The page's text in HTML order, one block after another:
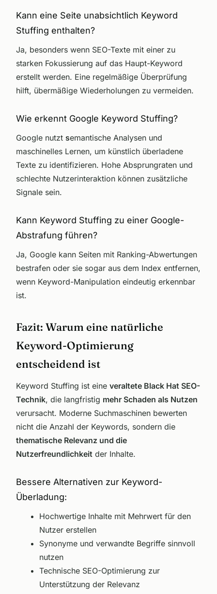
Kann eine Seite unabsichtlich Keyword
Stuffing enthalten?
Ja, besonders wenn SEO-Texte mit einer zu
starken Fokussierung auf das Haupt-Keyword
erstellt werden. Eine regelmäßige Überprüfung
hilft, übermäßige Wiederholungen zu vermeiden.
Wie erkennt Google Keyword Stuffing?
Google nutzt semantische Analysen und
maschinelles Lernen, um künstlich überladene
Texte zu identifizieren. Hohe Absprungraten und
schlechte Nutzerinteraktion können zusätzliche
Signale sein.
Kann Keyword Stuffing zu einer Google-
Abstrafung führen?
Ja, Google kann Seiten mit Ranking-Abwertungen
bestrafen oder sie sogar aus dem Index entfernen,
wenn Keyword-Manipulation eindeutig erkennbar
ist.
Fazit: Warum eine natürliche
Keyword-Optimierung
entscheidend ist
Keyword Stuffing ist eine veraltete Black Hat SEO-
Technik, die langfristig mehr Schaden als Nutzen
verursacht. Moderne Suchmaschinen bewerten
nicht die Anzahl der Keywords, sondern die
thematische Relevanz und die
Nutzerfreundlichkeit der Inhalte.
Bessere Alternativen zur Keyword-
Überladung:
Hochwertige Inhalte mit Mehrwert für den
Nutzer erstellen
Synonyme und verwandte Begriffe sinnvoll
nutzen
Technische SEO-Optimierung zur
Unterstützung der Relevanz